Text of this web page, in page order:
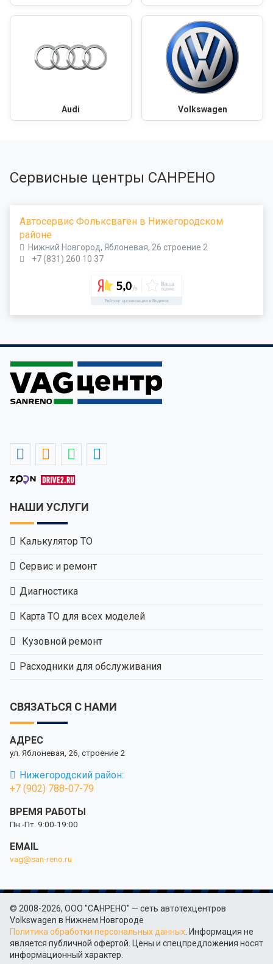
Audi Volkswagen
Сервисные центры САНРЕНО
Автосервис Фольксваген в Нижегородском
районе
Нижний Новгород, Яблоневая, 26 строение 2
+7 (831) 260 10 37
НАШИ УСЛУГИ
Калькулятор ТО
Сервис и ремонт
Диагностика
Карта ТО для всех моделей
Кузовной ремонт
Расходники для обслуживания
СВЯЗАТЬСЯ С НАМИ
АДРЕС
ул. Яблоневая, 26, строение 2
Нижегородский район:
+7 (902) 788-07-79
ВРЕМЯ РАБОТЫ
Пн.-Пт. 9:00-19:00
EMAIL
vag@san-reno.ru
© 2008-2026, ООО "САНРЕНО" — сеть автотехцентров
Volkswagen в Нижнем Новгороде
Политика обработки персональных данных . Информация не
является публичной офертой. Цены и спецпредложения носят
информационный характер.